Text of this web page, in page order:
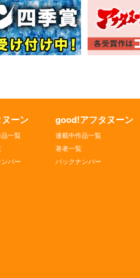
ーン
一覧
バー
good!アフタヌーン
連載中作品一覧
著者一覧
バックナンバー